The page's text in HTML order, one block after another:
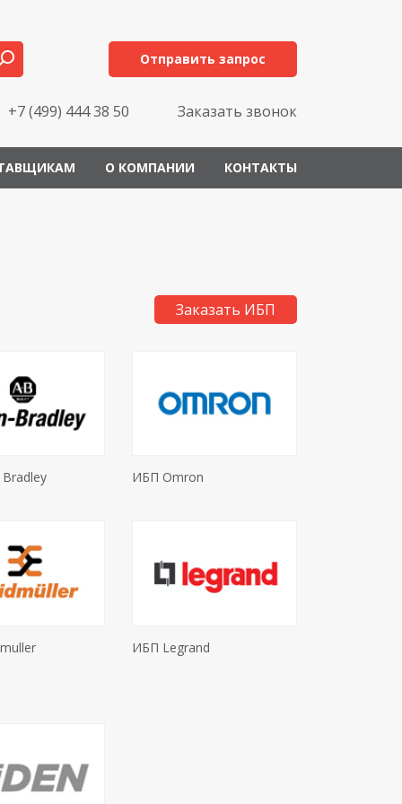
Отправить запрос
+7 (499) 444 38 50 Заказать звонок
О КОМПАНИИ КОНТАКТЫ
Заказать ИБП
ИБП Omron
ИБП Legrand